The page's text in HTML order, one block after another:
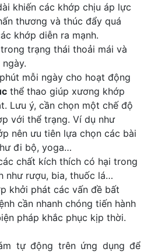
khiến các khớp chịu áp lực
thương và thúc đẩy quá
khớp diễn ra mạnh.
trạng thái thoải mái và
ngày.
mỗi ngày cho hoạt động
thể thao giúp xương khớp
Lưu ý, cần chọn một chế độ
với thể trạng. Ví dụ như
nên ưu tiên lựa chọn các bài
đi bộ, yoga…
chất kích thích có hại trong
như rượu, bia, thuốc lá…
khởi phát các vấn đề bất
cần nhanh chóng tiến hành
pháp khắc phục kịp thời.
tự động trên ứng dụng để